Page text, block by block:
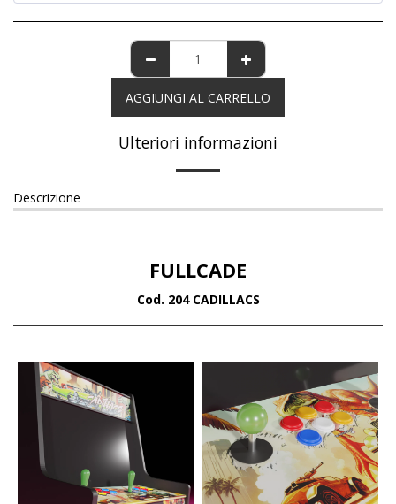
AGGIUNGI AL CARRELLO
Ulteriori informazioni
Descrizione
FULLCADE
Cod. 204 CADILLACS